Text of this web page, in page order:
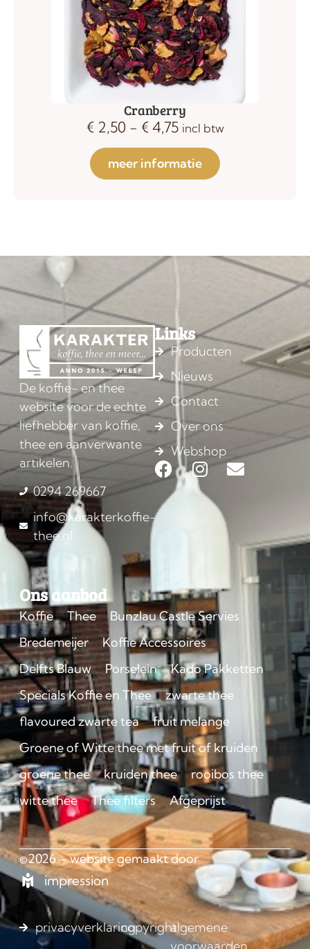
Cranberry
€2,50 - €4,75 incl btw
meer informatie
De koffie- en thee
website voor de echte
liefhebber van koffie,
thee en aanverwante
artikelen.
0294 269667
info@karakterkoffie-
thee.nl
Links
Producten
Nieuws
Contact
Over ons
Webshop
Ons aanbod
Koffie Thee
Bunzlau Castle Servies
Bredemeijer
Koffie Accessoires
Delfts Blauw
Porselein
Kado Pakketten
Specials Koffie en Thee
zwarte thee
flavoured zwarte tea
fruit melange
Groene of Witte thee met fruit of kruiden
groene thee
kruiden thee
rooibos thee
witte thee
Thee filters Afgeprijst
©2026 – website gemaakt door
impression
privacyverklaringcopyrightalgemene